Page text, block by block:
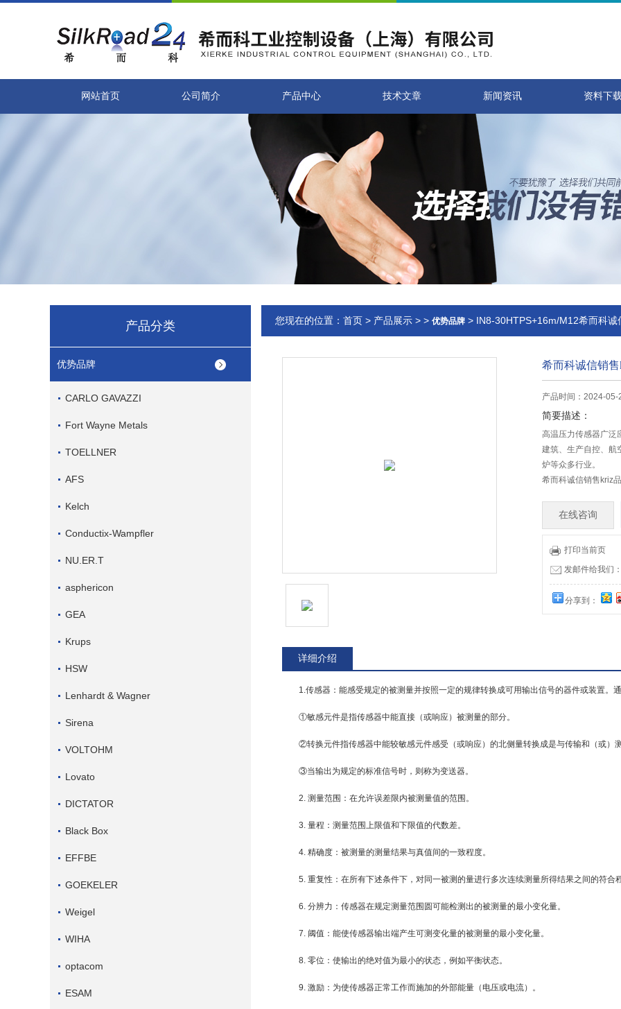
网站首页 公司简介 产品中心 技术文章 新闻资讯 资料下
产品分类
优势品牌
CARLO GAVAZZI
Fort Wayne Metals
TOELLNER
AFS
Kelch
Conductix-Wampfler
NU.ER.T
asphericon
GEA
Krups
HSW
Lenhardt & Wagner
Sirena
VOLTOHM
Lovato
DICTATOR
Black Box
EFFBE
GOEKELER
Weigel
WIHA
optacom
ESAM
您现在的位置： 首页 > 产品展示 > > 优势品牌 > IN8-30HTPS+16m/M12希而科
希而科诚信销
产品时间：2024-05-
简要描述：
高温压力传感器广泛
建筑、生产自控、航
炉等众多行业。
希而科诚信销售kriz
在线咨询
打印当前页
发邮件给我们
分享到：
详细介绍
1.传感器：能感受规定的被测量并按照一定的规律转换成可用输出信号的器件或装置。
①敏感元件是指传感器中能直接（或响应）被测量的部分。
②转换元件指传感器中能较敏感元件感受（或响应）的北侧量转换成是与传输和（或）
③当输出为规定的标准信号时，则称为变送器。
2. 测量范围：在允许误差限内被测量值的范围。
3. 量程：测量范围上限值和下限值的代数差。
4. 精确度：被测量的测量结果与真值间的一致程度。
5. 重复性：在所有下述条件下，对同一被测的量进行多次连续测量所得结果之间的符合
6. 分辨力：传感器在规定测量范围圆可能检测出的被测量的最小变化量。
7. 阈值：能使传感器输出端产生可测变化量的被测量的最小变化量。
8. 零位：使输出的绝对值为最小的状态，例如平衡状态。
9. 激励：为使传感器正常工作而施加的外部能量（电压或电流）。